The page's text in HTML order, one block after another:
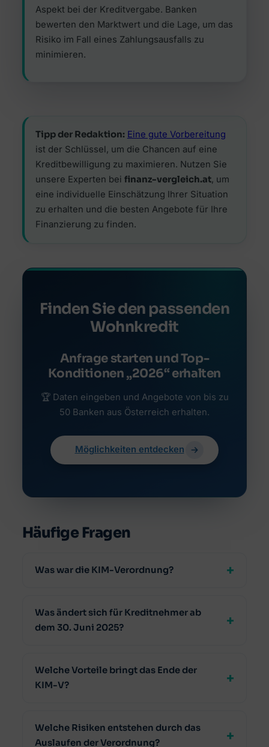
Aspekt bei der Kreditvergabe. Banken
bewerten den Marktwert und die Lage, um das
Risiko im Fall eines Zahlungsausfalls zu
minimieren.
Tipp der Redaktion: Eine gute Vorbereitung
ist der Schlüssel, um die Chancen auf eine
Kreditbewilligung zu maximieren. Nutzen Sie
unsere Experten bei finanz-vergleich.at, um
eine individuelle Einschätzung Ihrer Situation
zu erhalten und die besten Angebote für Ihre
Finanzierung zu finden.
Finden Sie den passenden
Wohnkredit
Anfrage starten und Top-
Konditionen „2026“ erhalten
🏆 Daten eingeben und Angebote von bis zu
50 Banken aus Österreich erhalten.
Möglichkeiten entdecken
Häufige Fragen
Was war die KIM-Verordnung?
Was ändert sich für Kreditnehmer ab
dem 30. Juni 2025?
Welche Vorteile bringt das Ende der
KIM-V?
Welche Risiken entstehen durch das
Auslaufen der Verordnung?